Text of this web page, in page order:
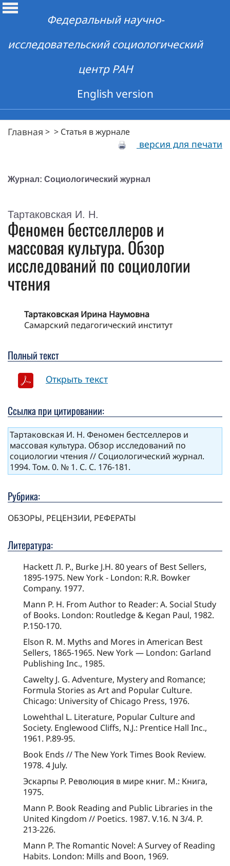
Федеральный научно-
исследовательский социологический
центр РАН
English version
Главная > > Статья в журнале
версия для печати
Журнал: Социологический журнал
Тартаковская И. Н.
Феномен бестселлеров и
массовая культура. Обзор
исследований по социологии
чтения
Тартаковская Ирина Наумовна
Самарский педагогический институт
Полный текст
Открыть текст
Ссылка при цитировании:
Тартаковская И. Н. Феномен бестселлеров и
массовая культура. Обзор исследований по
социологии чтения // Социологический журнал.
1994. Том. 0. № 1. С. С. 176-181.
Рубрика:
ОБЗОРЫ, РЕЦЕНЗИИ, РЕФЕРАТЫ
Литература:
Hackett Л. P., Burke J.H. 80 years of Best Sellers,
1895-1975. New York - London: R.R. Bowker
Company. 1977.
Mann P. H. From Author to Reader: A. Social Study
of Books. London: Routledge & Kegan Paul, 1982.
P.150-170.
Elson R. M. Myths and Mores in American Best
Sellers, 1865-1965. New York — London: Garland
Publishing Inc., 1985.
Cawelty J. G. Adventure, Mystery and Romance;
Formula Stories as Art and Popular Culture.
Chicago: University of Chicago Press, 1976.
Lowehthal L. Literature, Popular Culture and
Society. Englewood Cliffs, N.J.: Prentice Hall Inc.,
1961. P.89-95.
Book Ends // The New York Times Book Review.
1978. 4 July.
Эскарпы Р. Революция в мире книг. М.: Книга,
1975.
Mann P. Book Reading and Public Libraries in the
United Kingdom // Poetics. 1987. V.16. N 3/4. P.
213-226.
Mann P. The Romantic Novel: A Survey of Reading
Habits. London: Mills and Boon, 1969.